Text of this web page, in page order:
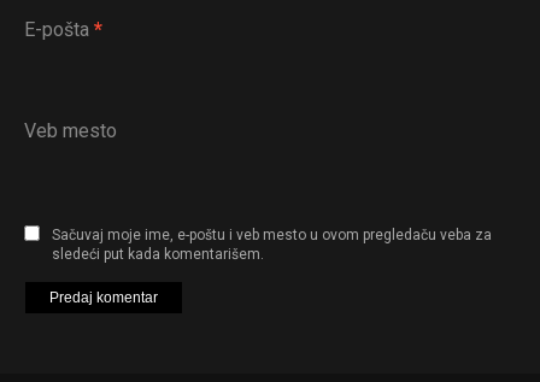
E-pošta *
Veb mesto
Sačuvaj moje ime, e-poštu i veb mesto u ovom pregledaču veba za
sledeći put kada komentarišem.